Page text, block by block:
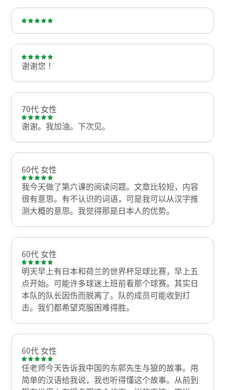
谢谢您！
70代 女性
谢谢。我加油。下次见。
60代 女性
我今天做了第六课的阅读问题。文章比较短，内容
很有意思。有不认识的词语，可是我可以从汉字推
测大概的意思。我觉得那是日本人的优势。
60代 女性
明天早上有日本和荷兰的世界杯足球比赛，早上五
点开始。可能许多球迷上班前看那个球赛。其实日
本队的队长因伤而脱离了。队的成员可能收到打
击。我们都希望克服困难得胜。
60代 女性
任老师今天告诉我中国的东郭先生与狼的故事。用
简单的汉语给我说，我也听得懂这个故事。从前到